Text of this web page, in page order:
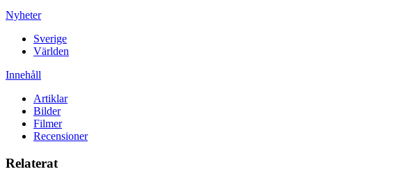
Nyheter
Sverige
Världen
Innehåll
Artiklar
Bilder
Filmer
Recensioner
Relaterat